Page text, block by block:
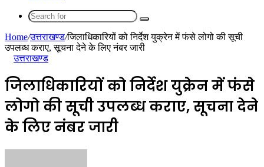
Search
Home/उत्तराखण्ड/जिलाधिकारियों को निर्देश युक्रेन में फंसे लोगो की सूची
उपलब्ध कराए, सूचना देने के लिए नंबर जारी
उत्तराखण्ड
जिलाधिकारियों को निर्देश युक्रेन में फंसे
लोगो की सूची उपलब्ध कराए, सूचना देने
के लिए नंबर जारी